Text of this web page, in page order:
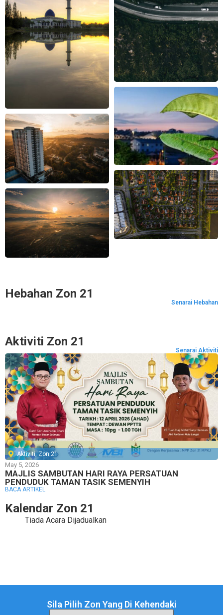
Hebahan Zon 21
Senarai Hebahan
Aktiviti Zon 21
Senarai Aktiviti
Aktiviti,Zon 21
May 5, 2026
MAJLIS SAMBUTAN HARI RAYA PERSATUAN
PENDUDUK TAMAN TASIK SEMENYIH
BACA ARTIKEL
Kalendar Zon 21
Tiada Acara Dijadualkan
Sila Pilih Zon Yang Di Kehendaki